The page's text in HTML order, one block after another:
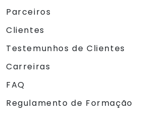
Parceiros
Clientes
Testemunhos de Clientes
Carreiras
FAQ
Regulamento de Formação